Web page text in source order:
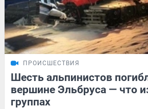
ПРОИСШЕСТВИЯ
Шесть альпинистов
вершине Эльбруса — что
группах